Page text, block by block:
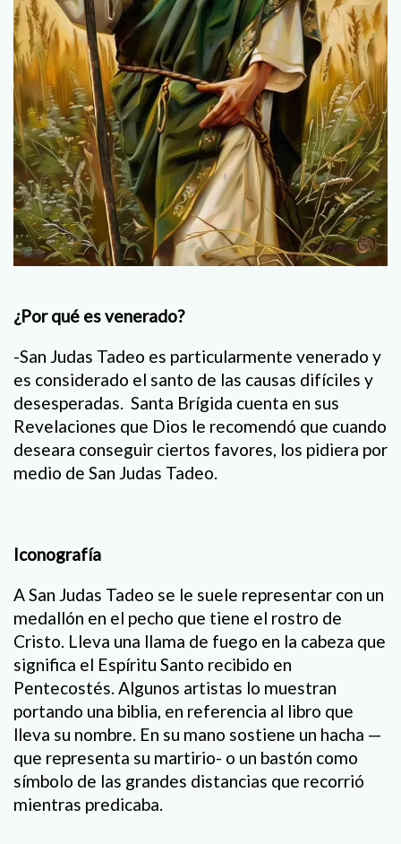
¿Por qué es venerado?
-San Judas Tadeo es particularmente venerado y
es considerado el santo de las causas difíciles y
desesperadas. Santa Brígida cuenta en sus
Revelaciones que Dios le recomendó que cuando
deseara conseguir ciertos favores, los pidiera por
medio de San Judas Tadeo.
Iconografía
A San Judas Tadeo se le suele representar con un
medallón en el pecho que tiene el rostro de
Cristo. Lleva una llama de fuego en la cabeza que
significa el Espíritu Santo recibido en
Pentecostés. Algunos artistas lo muestran
portando una biblia, en referencia al libro que
lleva su nombre. En su mano sostiene un hacha —
que representa su martirio- o un bastón como
símbolo de las grandes distancias que recorrió
mientras predicaba.